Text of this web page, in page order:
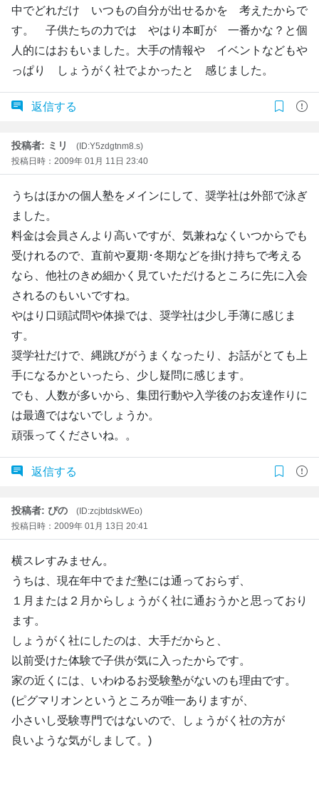
中でどれだけ いつもの自分が出せるかを 考えたからで
す。 子供たちの力では やはり本町が 一番かな？と個
人的にはおもいました。大手の情報や イベントなどもや
っぱり しょうがく社でよかったと 感じました。
返信する
投稿者: ミリ
(ID:Y5zdgtnm8.s)
投稿日時：2009年 01月 11日 23:40
うちはほかの個人塾をメインにして、奨学社は外部で泳ぎ
ました。
料金は会員さんより高いですが、気兼ねなくいつからでも
受けれるので、直前や夏期･冬期などを掛け持ちで考える
なら、他社のきめ細かく見ていただけるところに先に入会
されるのもいいですね。
やはり口頭試問や体操では、奨学社は少し手薄に感じま
す。
奨学社だけで、縄跳びがうまくなったり、お話がとても上
手になるかといったら、少し疑問に感じます。
でも、人数が多いから、集団行動や入学後のお友達作りに
は最適ではないでしょうか。
頑張ってくださいね。。
返信する
投稿者: ぴの
(ID:zcjbtdskWEo)
投稿日時：2009年 01月 13日 20:41
横スレすみません。
うちは、現在年中でまだ塾には通っておらず、
１月または２月からしょうがく社に通おうかと思っており
ます。
しょうがく社にしたのは、大手だからと、
以前受けた体験で子供が気に入ったからです。
家の近くには、いわゆるお受験塾がないのも理由です。
(ピグマリオンというところが唯一ありますが、
小さいし受験専門ではないので、しょうがく社の方が
良いような気がしまして。)